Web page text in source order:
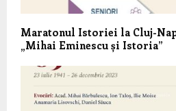
Maratonul Istoriei la Cluj-
„Mihai Eminescu și Istoria”